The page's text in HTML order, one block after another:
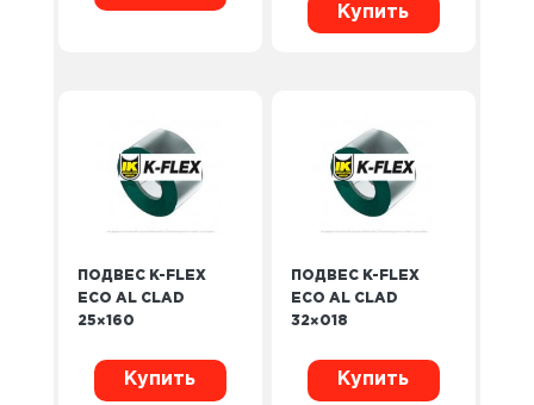
Купить
ПОДВЕС K-FLEX
ECO AL CLAD
25×160
Купить
ПОДВЕС K-FLEX
ECO AL CLAD
32×018
Купить